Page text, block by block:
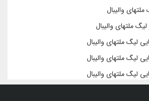
والیبال
ملتهای والیبال
لیگ ملتهای والیبال
لیگ ملتهای والیبال
لیگ ملتهای والیبال